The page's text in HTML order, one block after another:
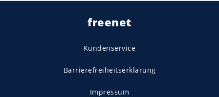
freenet
Kundenservice
Barrierefreiheitserklärung
Impressum